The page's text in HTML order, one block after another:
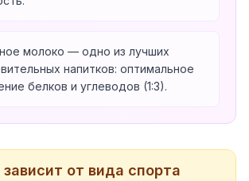
молоко — одно из лучших
напитков: оптимальное
белков и углеводов (1:3).
от вида спорта